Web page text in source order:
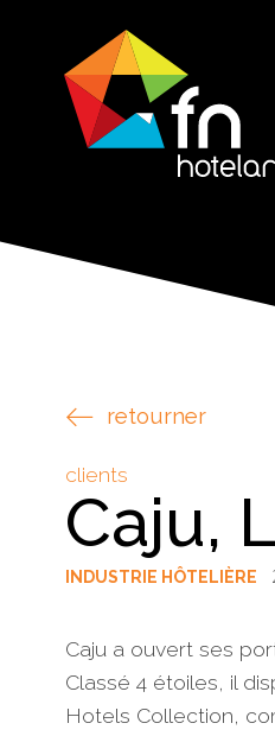
retourner
clients
Caju,
INDUSTRIE HÔTELIÈRE
Caju a ouvert ses
Classé 4 étoiles, il
Hotels Collection,